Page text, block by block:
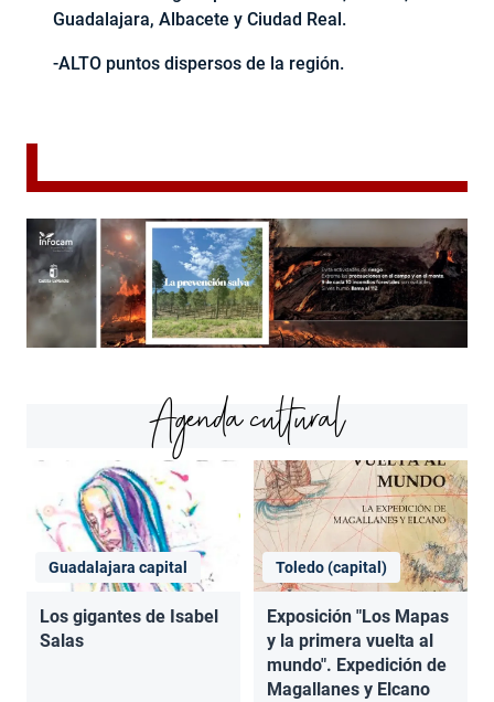
Guadalajara, Albacete y Ciudad Real.
-ALTO puntos dispersos de la región.
Agenda cultural
Guadalajara capital
Los gigantes de Isabel
Salas
Toledo (capital)
Exposición "Los Mapas
y la primera vuelta al
mundo". Expedición de
Magallanes y Elcano